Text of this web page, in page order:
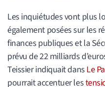
Les inquiétudes vont plus
également posées sur les
finances publiques et la
prévu de 22 milliards
Teissier indiquait dans Le
pourrait accentuer les